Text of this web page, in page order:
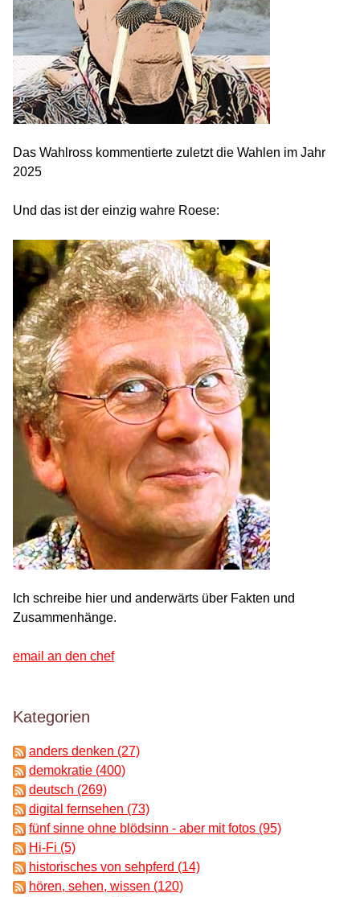
Das Wahlross kommentierte zuletzt die Wahlen im Jahr
2025
Und das ist der einzig wahre Roese:
Ich schreibe hier und anderwärts über Fakten und
Zusammenhänge.
email an den chef
Kategorien
anders denken (27)
demokratie (400)
deutsch (269)
digital fernsehen (73)
fünf sinne ohne blödsinn - aber mit fotos (95)
Hi-Fi (5)
historisches von sehpferd (14)
hören, sehen, wissen (120)